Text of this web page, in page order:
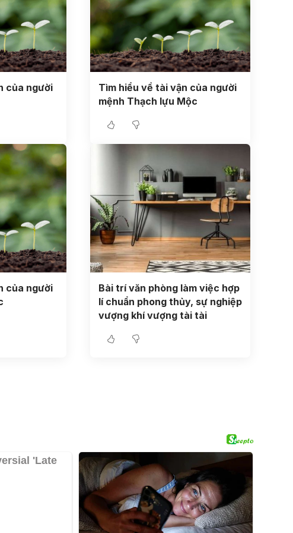
của người
Tìm hiểu về tài vận của người
mệnh Thạch lựu Mộc
của người
Bài trí văn phòng làm việc hợp
lí chuẩn phong thủy, sự nghiệp
vượng khí vượng tài tài